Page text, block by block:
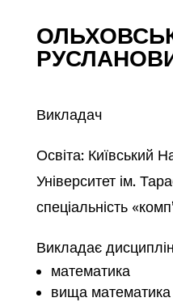
Викладач
Освіта: Київський
Університет ім.
спеціальність
Викладає
математика
вища математика